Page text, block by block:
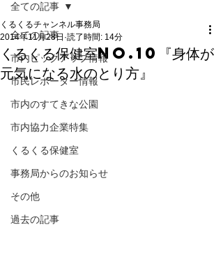
全ての記事
市内ピックアップ情報
市民レポーター情報
市内のすてきな公園
市内協力企業特集
くるくる保健室
事務局からのお知らせ
その他
過去の記事
全ての記事
くるくる保健室No.10『身体が
元気になる水のとり方』
くるくるチャンネル事務局
2014年11月28日 読了時間: 14分